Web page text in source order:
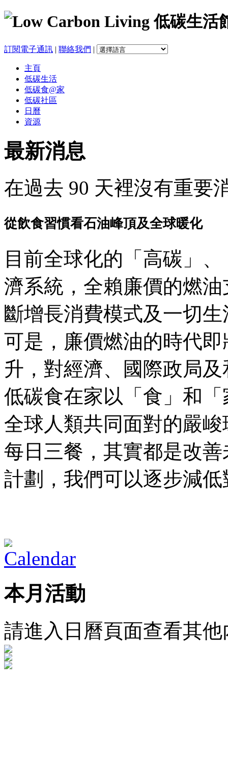
訂閱電子通訊 | 聯絡我們 |
主頁
低碳生活
低碳食@家
低碳社區
日曆
資源
最新消息
在過去 90 天裡沒有重要
從飲食習慣看石油峰頂及全球暖化
目前全球化的「高碳」
濟系統，全賴廉價的燃
斷增長消費模式及一切
可是，廉價燃油的時代
升，對經濟、國際政局
低碳食在家以「食」和
全球人類共同面對的嚴
每日三餐，其實都是改
計劃，我們可以逐步減
本月活動
請進入日曆頁面查看其他